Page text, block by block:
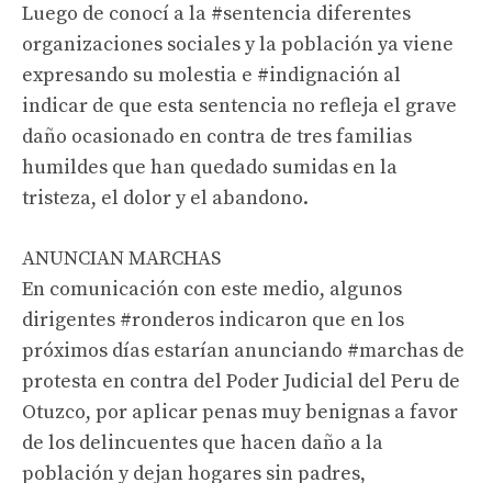
Luego de conocí a la #sentencia diferentes
organizaciones sociales y la población ya viene
expresando su molestia e #indignación al
indicar de que esta sentencia no refleja el grave
daño ocasionado en contra de tres familias
humildes que han quedado sumidas en la
tristeza, el dolor y el abandono.
ANUNCIAN MARCHAS
En comunicación con este medio, algunos
dirigentes #ronderos indicaron que en los
próximos días estarían anunciando #marchas de
protesta en contra del Poder Judicial del Peru de
Otuzco, por aplicar penas muy benignas a favor
de los delincuentes que hacen daño a la
población y dejan hogares sin padres,